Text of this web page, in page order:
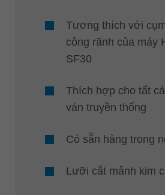
Tương thích với
công rãnh của máy
SF30
Thích hợp cho tất
ván truyền thống
Có sẵn hàng trong
Lưỡi cắt mảnh kim